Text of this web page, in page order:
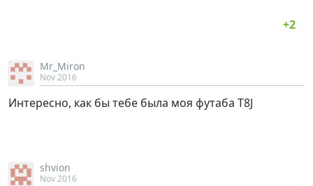
Mr_Miron
Nov 2016
Интересно, как бы тебе была моя футаба T8J
shvion
Nov 2016